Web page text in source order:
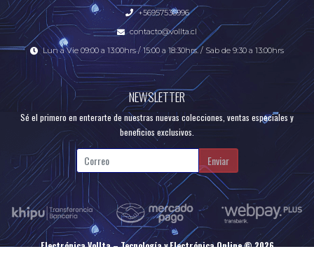
+56957536996
contacto@vollta.cl
Lun a Vie 09:00 a 13:00hrs / 15:00 a 18:30hrs. / Sab de 9:30 a 13:00hrs
NEWSLETTER
Sé el primero en enterarte de nuestras nuevas colecciones, ventas especiales y
beneficios exclusivos.
Enviar
Electrónica Vollta – Tecnología y Electrónica Online © 2026